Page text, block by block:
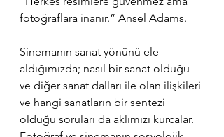
fotoğraflara inanır.” Ansel Adams.
Sinemanın sanat yönünü ele
aldığımızda; nasıl bir sanat olduğu
ve diğer sanat dalları ile olan ilişkileri
ve hangi sanatların bir sentezi
olduğu soruları da aklımızı kurcalar.